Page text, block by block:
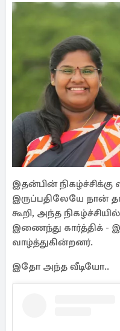
இதன்பின்
இருப்பதிலேயே நான்
கூறி, அந்த
இணைந்து கார்த்திக் -
வாழ்த்துகின்றனர்.
இதோ அந்த வீடியோ..